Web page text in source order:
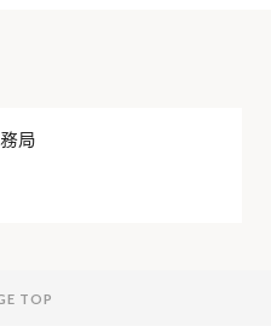
局
TOP